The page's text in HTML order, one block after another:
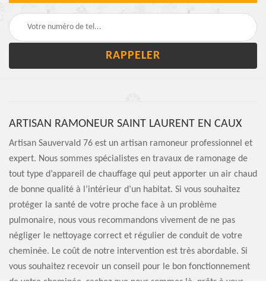
ARTISAN RAMONEUR SAINT LAURENT EN CAUX
Artisan Sauvervald 76 est un artisan ramoneur professionnel et
expert. Nous sommes spécialistes en travaux de ramonage de
tout type d’appareil de chauffage qui peut apporter un air chaud
de bonne qualité à l’intérieur d’un habitat. Si vous souhaitez
protéger la santé de votre proche face à un problème
pulmonaire, nous vous recommandons vivement de ne pas
négliger le nettoyage correct et régulier de conduit de votre
cheminée. Le coût de notre intervention est très abordable. Si
vous souhaitez recevoir un conseil pour le bon fonctionnement
de votre cheminée, sachez que nous sommes là, prêts à vous